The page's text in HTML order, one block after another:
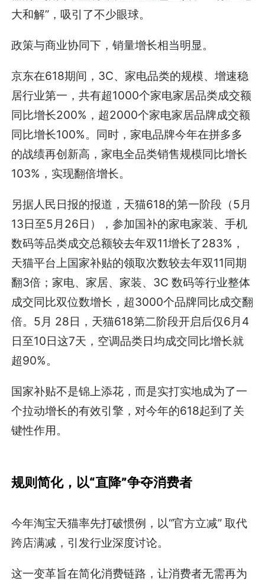
大和解”，吸引了不少眼球。
政策与商业协同下，销量增长相当明显。
京东在618期间，3C、家电品类的规模、增速稳
居行业第一，共有超1000个家电家居品类成交额
同比增长200%，超2000个家电家居品牌成交额
同比增长100%。同时，家电品牌今年在拼多多
的战绩再创新高，家电全品类销售规模同比增长
103%，实现翻倍增长。
另据人民日报的报道，天猫618的第一阶段（5月
13日至5月26日），参加国补的家电家装、手机
数码等品类成交总额较去年双11增长了283%，
天猫平台上国家补贴的领取次数较去年双11同期
翻3倍；家电、家居、家装、3C 数码等行业整体
成交同比双位数增长，超3000个品牌同比成交翻
倍。5月 28日，天猫618第二阶段开启后仅6月4
日至10日这7天，空调品类日均成交同比增长就
超90%。
国家补贴不是锦上添花，而是实打实地成为了一
个拉动增长的有效引擎，对今年的618起到了关
键性作用。
规则简化，以“直降”争夺消费者
今年淘宝天猫率先打破惯例，以“官方立减” 取代
跨店满减，引发行业深度讨论。
这一变革旨在简化消费链路，让消费者无需再为